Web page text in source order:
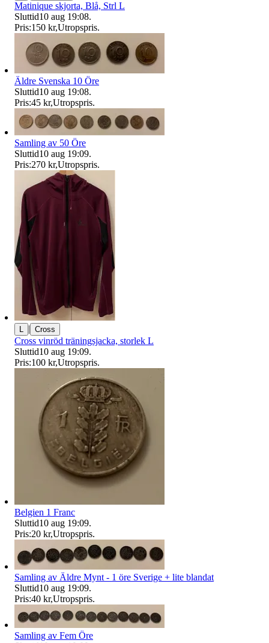
Matinique skjorta, Blå, Strl L
Sluttid10 aug 19:08.
Pris:150 kr,Utropspris.
Äldre Svenska 10 Öre
Sluttid10 aug 19:08.
Pris:45 kr,Utropspris.
Samling av 50 Öre
Sluttid10 aug 19:09.
Pris:270 kr,Utropspris.
L | Cross
Cross vinröd träningsjacka, storlek L
Sluttid10 aug 19:09.
Pris:100 kr,Utropspris.
Belgien 1 Franc
Sluttid10 aug 19:09.
Pris:20 kr,Utropspris.
Samling av Äldre Mynt - 1 öre Sverige + lite blandat
Sluttid10 aug 19:09.
Pris:40 kr,Utropspris.
Samling av Fem Öre